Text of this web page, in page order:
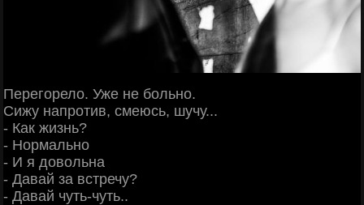
Перегорело. Уже не больно.
Сижу напротив, смеюсь, шучу​...
- Как жизнь?
- Нормально
- И я довольна
- Давай за встречу?
- Давай чуть-чуть..